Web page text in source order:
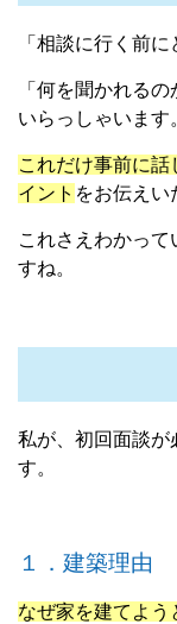
「相談に行く前
「何を聞かれる
いらっしゃいます
これだけ事前に
イント をお伝えい
これさえわかって
すね。
私が、初回面談が
す。
１．建築理由
なぜ家を建てよう